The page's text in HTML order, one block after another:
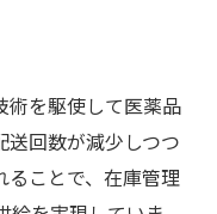
術を駆使して医薬品
送回数が減少しつつ
ることで、在庫管理